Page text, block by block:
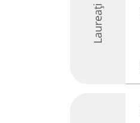
Laureați